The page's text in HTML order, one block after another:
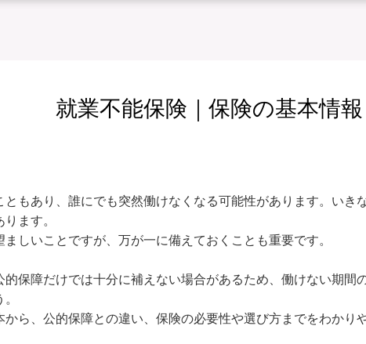
就業不能保険｜保険の基本情報
もあり、誰にでも突然働けなくなる可能性があります。いき
ます。
しいことですが、万が一に備えておくことも重要です。
保障だけでは十分に補えない場合があるため、働けない期間